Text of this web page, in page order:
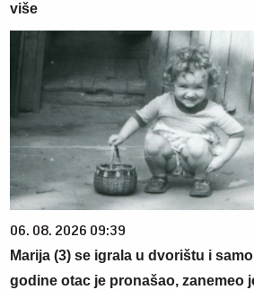
više
06. 08. 2026 09:39
Marija (3) se igrala u dvorištu i
godine otac je pronašao, zanemeo